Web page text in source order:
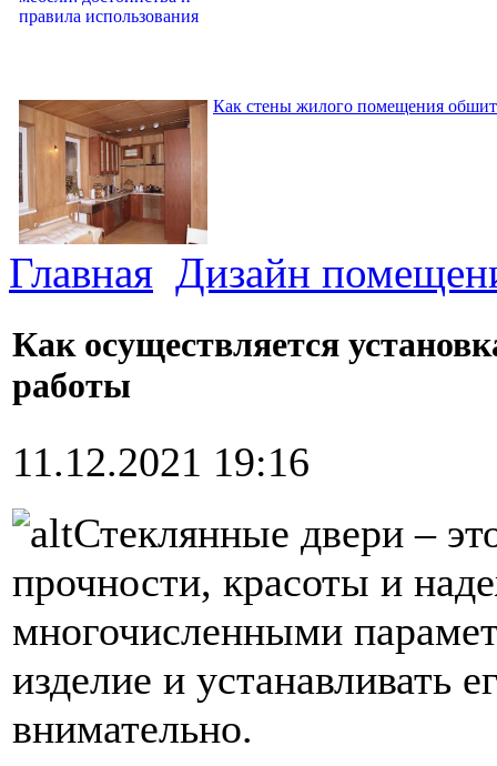
Как стены жилого помещения
Главная Дизайн
Как осуществляется
работы
11.12.2021 19:16
Стеклянные двери –
прочности, красоты и
многочисленными
изделие и устанавливать
внимательно.